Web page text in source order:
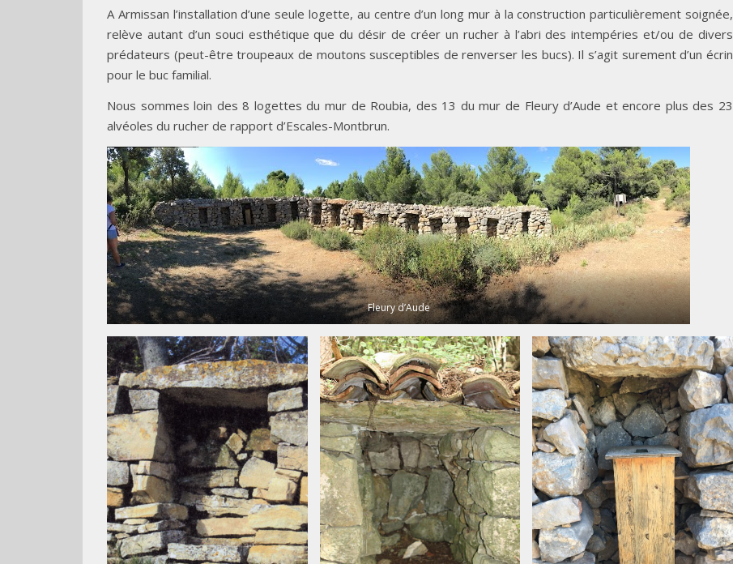
A Armissan l’installation d’une seule logette, au centre d’un long mur à la construction particulièrement soignée,
relève autant d’un souci esthétique que du désir de créer un rucher à l’abri des intempéries et/ou de divers
prédateurs (peut-être troupeaux de moutons susceptibles de renverser les bucs). Il s’agit surement d’un écrin
pour le buc familial.
Nous sommes loin des 8 logettes du mur de Roubia, des 13 du mur de Fleury d’Aude et encore plus des 23
alvéoles du rucher de rapport d’Escales-Montbrun.
Fleury d’Aude